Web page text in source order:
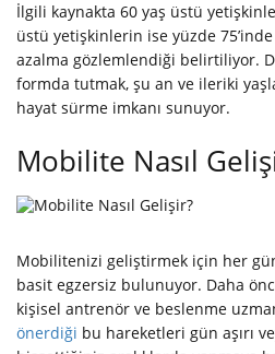
İlgili kaynakta 60 yaş üstü
üstü yetişkinlerin ise yüzde
azalma gözlemlendiği belirtiliyor.
formda tutmak, şu an ve ileriki
hayat sürme imkanı sunuyor.
Mobilite Nasıl
Mobilitenizi geliştirmek için her
basit egzersiz bulunuyor. Daha
kişisel antrenör ve beslenme
önerdiği bu hareketleri gün aşırı